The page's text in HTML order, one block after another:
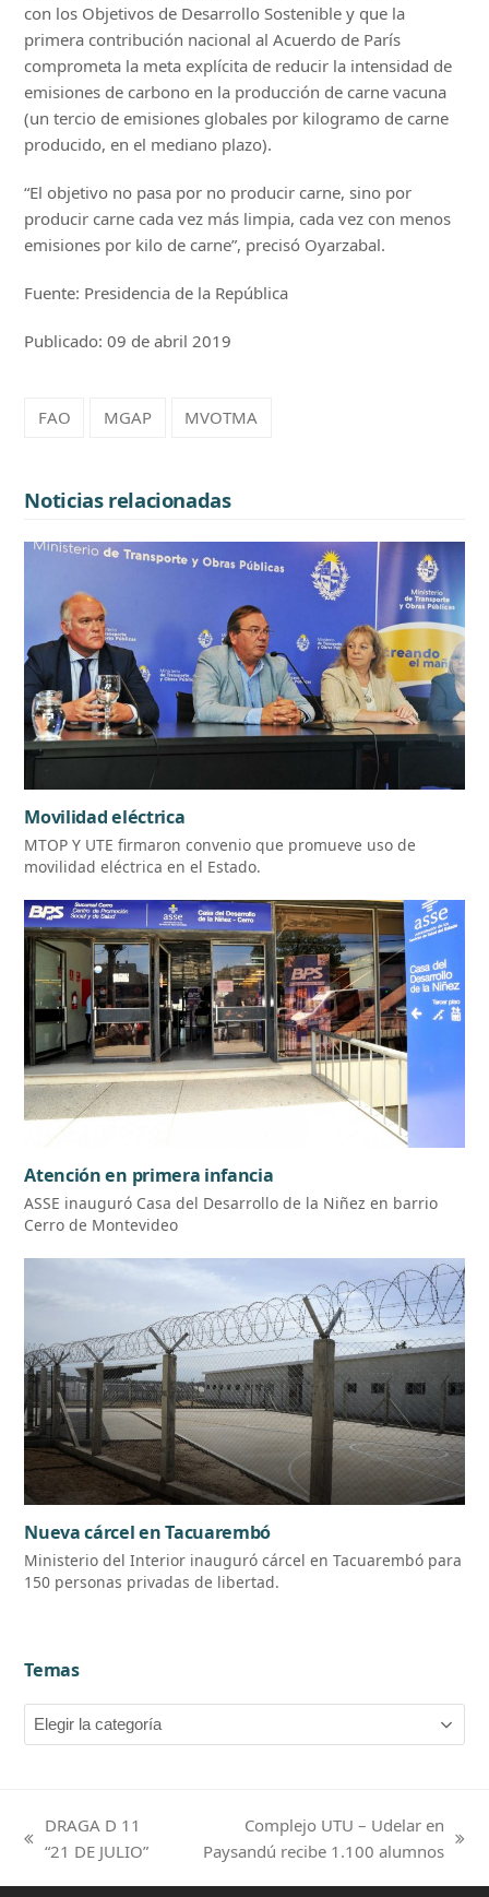
con los Objetivos de Desarrollo Sostenible y que la
primera contribución nacional al Acuerdo de París
comprometa la meta explícita de reducir la intensidad de
emisiones de carbono en la producción de carne vacuna
(un tercio de emisiones globales por kilogramo de carne
producido, en el mediano plazo).
“El objetivo no pasa por no producir carne, sino por
producir carne cada vez más limpia, cada vez con menos
emisiones por kilo de carne”, precisó Oyarzabal.
Fuente: Presidencia de la República
Publicado: 09 de abril 2019
FAO MGAP MVOTMA
Noticias relacionadas
Movilidad eléctrica
MTOP Y UTE firmaron convenio que promueve uso de
movilidad eléctrica en el Estado.
Atención en primera infancia
ASSE inauguró Casa del Desarrollo de la Niñez en barrio
Cerro de Montevideo
Nueva cárcel en Tacuarembó
Ministerio del Interior inauguró cárcel en Tacuarembó para
150 personas privadas de libertad.
Temas
Temas
previous
DRAGA D 11
“21 DE JULIO”
next
Complejo UTU – Udelar en
Paysandú recibe 1.100 alumnos